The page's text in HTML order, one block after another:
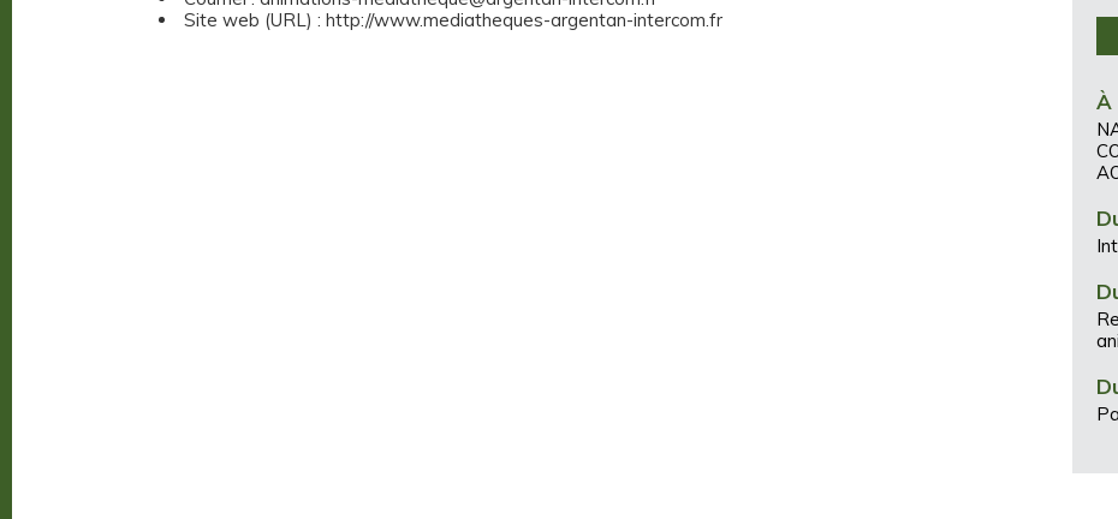
Site web (URL) : http://www.mediatheques-argentan-intercom.fr
À